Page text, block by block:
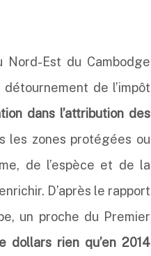
Nord-Est du Cambodge
de l’impôt
dans l’attribution des
les zones protégées ou
de l’espèce et de la
D’après le rapport
un proche du Premier
dollars rien qu’en 2014